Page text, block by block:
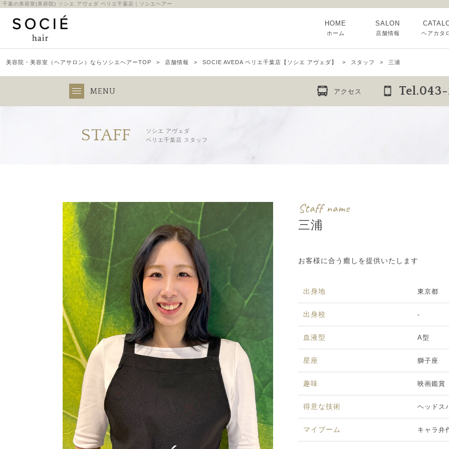
千葉の美容室(美容院) ソシエ アヴェダ ペリエ千葉店｜ソシエヘアー
HOME
ホーム
SALON
店舗情報 ヘアカタ
美容院・美容室（ヘアサロン）ならソシエヘアーTOP 店舗情報 SOCIE AVEDA ペリエ千葉店【ソシエ アヴェダ】 スタッフ 三浦
MENU アクセス
STAFF
ソシエ アヴェダ
ペリエ千葉店 スタッフ
Staff name
三浦
お客様に合う癒しを提供いたします
出身地 東京都
出身校 -
血液型 A型
星座 獅子座
趣味 映画鑑賞
得意な技術 ヘッドス
マイブーム キャラ弁